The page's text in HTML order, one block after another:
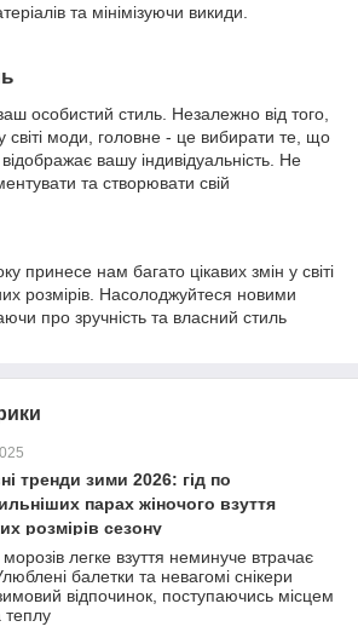
та мінімізуючи викиди.
особистий стиль. Незалежно від того,
світі моди, головне - це вибирати те, що
вашу індивідуальність. Не
та створювати свій
принесе нам багато цікавих змін у світі
розмірів. Насолоджуйтеся новими
про зручність та власний стиль
тренди зими 2026: гід по
парах жіночого взуття
розмірів сезону
легке взуття неминуче втрачає
балетки та невагомі снікери
відпочинок, поступаючись місцем
теплу